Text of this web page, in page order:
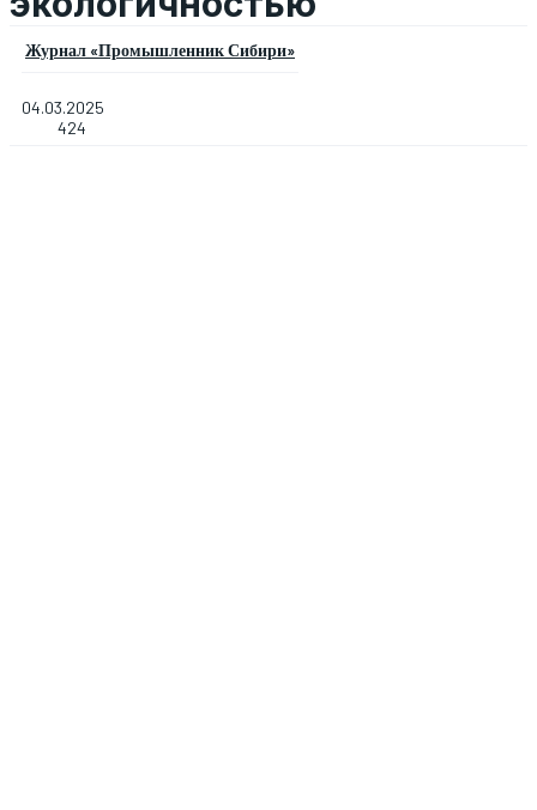
Журнал «Промышленник Сибири»
04.03.2025
424